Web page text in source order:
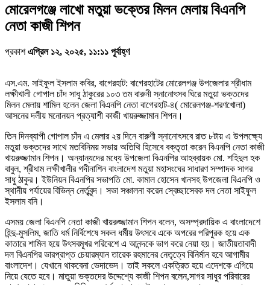
মোরেলগঞ্জে লাখো মতুয়া ভক্তের মিলন মেলায় বিএনপি
নেতা কাজী শিপন
প্রকাশএপ্রিল ১২, ২০২৫, ১১:১১ পূর্বাহ্ণ
এস.এম. সাইফুল ইসলাম কবির, বাগেরহাট: বাগেরহাটের মোরেলগঞ্জ উপজেলার শ্রীধাম
লক্ষীখালী গোপাল চাঁদ সাধু ঠাকুরের ১০৩ তম বারুনী স্নানোৎসব ঘিরে মতুয়া ভক্তদের
মিলন মেলায় শামিল হলেন জেলা বিএনপি নেতা বাগেরহাট-৪( মোরেলগঞ্জ-শরণখোলা)
আসনের দলীয় মনোনয়ন প্রত্যাশী কাজী খায়রুজ্জামান শিপন।
তিন দিনব্যাপী গোপাল চাঁদ এ মেলার ২য় দিনে বারুণী স্নানোৎসবে রাত ৮টায় এ উপলক্ষ্যে
মতুয়া ভক্তদের সাথে মতবিনিময় সভায় অতিথি হিসেবে বক্তৃতা করেন বিএনপি নেতা কাজী
খায়রুজ্জামান শিপন। অন্যান্যদের মধ্যে উপজেলা বিএনপির আহব্বায়ক মো. শহিদুল হক
বাবুল, শ্রীধাম লক্ষীখালীর গদীনাশিন বাংলাদেশ মতুয়া মহাসংঘের সাধারণ সম্পাদক সাগর
সাধু ঠাকুর। ইউনিয়ন বিএনপির সভাপতি মো. কামাল হোসেন খানসহ উপজেলা বিএনপি ও
স্থানীয় পর্যায়ের বিভিন্ন নের্তৃবৃন্দ। সভা সঞ্চালনা করেন স্বেচ্ছাসেবক দল নেতা সাইফুল
ইসলাম বনি।
এসময় জেলা বিএনপি নেতা কাজী খায়রুজ্জামান শিপন বলেন, অসম্প্রদায়িক এ বাংলাদেশে
হিন্দু-মুসলিম, জাতি ধর্ম নির্বিশেষে সকল ধর্মীয় উৎসবে একে অপরের পরিপুরক হয়ে এক
কাতারে শামিল হয়ে উৎসবমূখর পরিবেশে এ আনন্দকে ভাগ করে নেয়া হয়। জাতীয়তাবাদী
দল বিএনপির ভারপ্রাপ্ত চেয়ারম্যান তারেক রহমানের নেতৃত্বে বিনির্মান হবে আগামীর
বাংলাদেশ। যেখানে থাকবেনা ভেদাভেদ। তাই সকলে একত্রিত হয়ে এদেশকে এগিয়ে
নিয়ে যেতে হবে। মাতুয়া ভক্তদের উদ্দেশ্যে কাজী শিপন বলেন,সাগর সাধুর পরিবারের